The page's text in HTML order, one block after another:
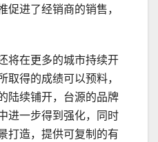
促进了经销商的销售，
将在更多的城市持续开
取得的成绩可以预料，
陆续铺开，台源的品牌
进一步得到强化，同时
打造，提供可复制的有